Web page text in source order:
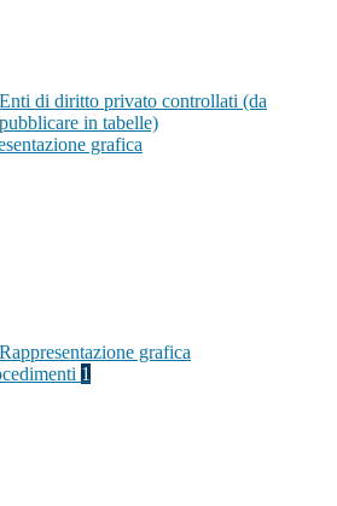
Enti di diritto privato controllati (da
pubblicare in tabelle)
grafica
Rappresentazione grafica
1